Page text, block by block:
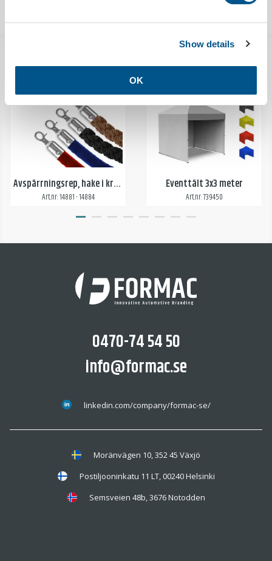
Show details
OK
POPULÄRA PRODUKTER I DENNA KATEGORI
Avspärrningsrep, hake i krom
Art.nr: 14881 - 14884
Eventtält 3x3 meter
Art.nr: 739450
0470-74 54 50
info@formac.se
linkedin.com/company/formac-se/
Moränvägen 10, 352 45 Växjö
Postiljooninkatu 11 LT, 00240 Helsinki
Semsveien 48b, 3676 Notodden